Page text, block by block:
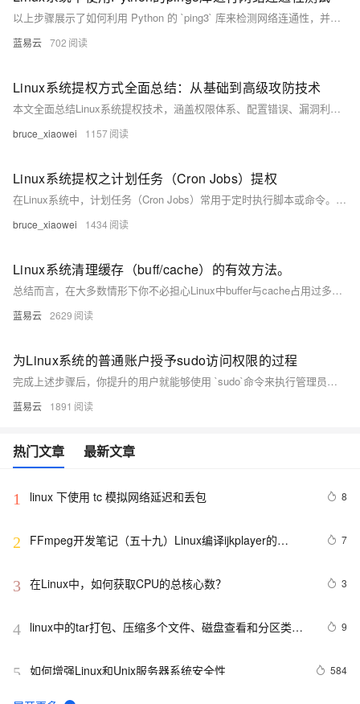
以上步骤展示了如何利用 Python 的 `ping3` 库来检测网络连通性，并且提供了基本错误处理方法以确保程序能够优雅地处理各种意外情形。通过简洁明快、易读易懂、实操性强等特点使得该方法非常适合开发者或系统管理员快速集成至自动化工具链之内进行日常运维任务之需求满足。
蓝易云 702
Linux系统提权方式全面总结：从基础到高级攻防技术
本文全面总结Linux系统提权技术，涵盖权限体系、配置错误、漏洞利用、密码攻击等方法，帮助安全研究人员掌握攻防技术，提升系统防护能力。
bruce_xiaowei 1157
Linux系统提权之计划任务（Cron Jobs）提权
在Linux系统中，计划任务（Cron Jobs）常用于定时执行脚本或命令。若配置不当，攻击者可利用其提权至root权限。常见漏洞包括可写的Cron脚本、目录、通配符注入及PATH变量劫持。攻击者通过修改脚本、创建恶意任务或注入命令实现提权。系统管理员应遵循最小权限原则、使用绝对路径、避免通配符、设置安全PATH并定期审计，以防范此类攻击。
bruce_xiaowei 1434
Linux系统清理缓存（buff/cache）的有效方法。
总结而言，在大多数情形下你不必担心Linux中buffer与cache占用过多内存在影响到其他程序运行；因为当程序请求更多内存在没有足够可用资源时,Linux会自行调整其占有量。只有当你明确知道当前环境与需求并希望立即回收这部分资源给即将运行重负载任务之前才考虑上述方法去主动干预。
蓝易云 2629
为Linux系统的普通账户授予sudo访问权限的过程
完成上述步骤后，你提升的用户就能够使用 `sudo`命令来执行管理员级别的操作，而无需切换到root用户。这是一种更加安全和便捷的权限管理方式，因为它能够留下完整的权限使用记录，并以最小权限的方式工作。需要注意的是，随意授予sudo权限可能会使系统暴露在风险之中，尤其是在用户不了解其所执行命令可能带来的后果的情况下。所以在配置sudo权限时，必须谨慎行事。
蓝易云 1891
热门文章 最新文章
1 linux 下使用 tc 模拟网络延迟和丢包 8
2
FFmpeg开发笔记（五十九）Linux编译ijkplayer的
7
3 在Linux中，如何获取CPU的总核心数？ 3
4 linux中的tar打包、压缩多个文件、磁盘查看和分区类、
找及“|”管道符、gzip/gunzip 压缩、zip/unzip 压缩
9
5 如何增强Linux和Unix服务器系统安全性 584